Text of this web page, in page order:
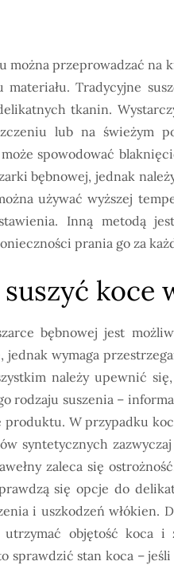
można przeprowadzać na
materiału. Tradycyjne
tkanin.
lub na świeżym
spowodować
bębnowej, jednak
używać wyższej
Inną metodą
prania go za
koce
bębnowej jest
jednak wymaga
należy upewnić
rodzaju suszenia –
produktu. W przypadku
syntetycznych
zaleca się
się opcje do
i uszkodzeń włókien.
objętość koca i
sprawdzić stan koca –